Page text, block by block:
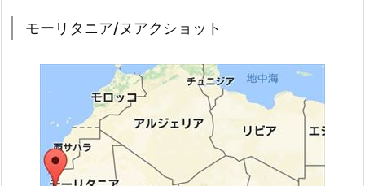
モーリタニア/ヌアクショット